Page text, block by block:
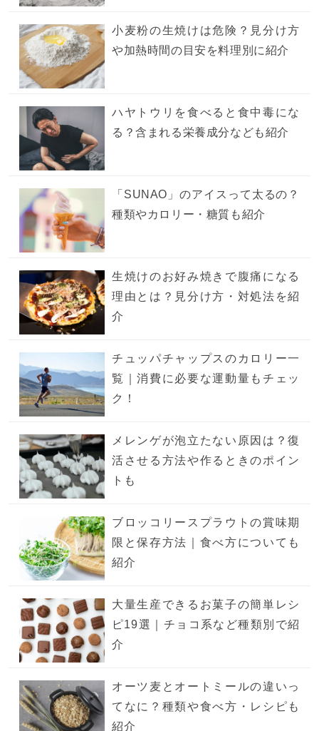
小麦粉の生焼けは危険？見分け方
や加熱時間の目安を料理別に紹介
ハヤトウリを食べると食中毒にな
る？含まれる栄養成分なども紹介
「SUNAO」のアイスって太るの？
種類やカロリー・糖質も紹介
生焼けのお好み焼きで腹痛になる
理由とは？見分け方・対処法を紹
介
チュッパチャップスのカロリー一
覧｜消費に必要な運動量もチェッ
ク！
メレンゲが泡立たない原因は？復
活させる方法や作るときのポイン
トも
ブロッコリースプラウトの賞味期
限と保存方法｜食べ方についても
紹介
大量生産できるお菓子の簡単レシ
ピ19選｜チョコ系など種類別で紹
介
オーツ麦とオートミールの違いっ
てなに？種類や食べ方・レシピも
紹介